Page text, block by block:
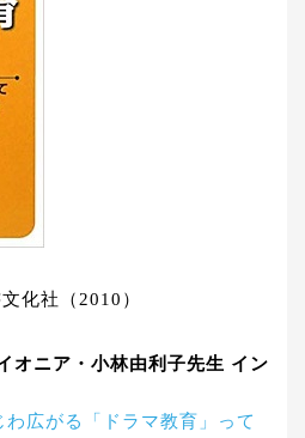
化社（2010）
オニア・小林由利子先生 イン
わ広がる「ドラマ教育」って